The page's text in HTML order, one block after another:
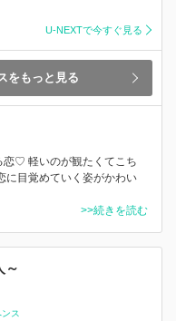
U-NEXTで今すぐ見る
をもっと見る
恋♡ 軽いのが観たくてこち
に目覚めていく姿がかわい
>>続きを読む
～
ス